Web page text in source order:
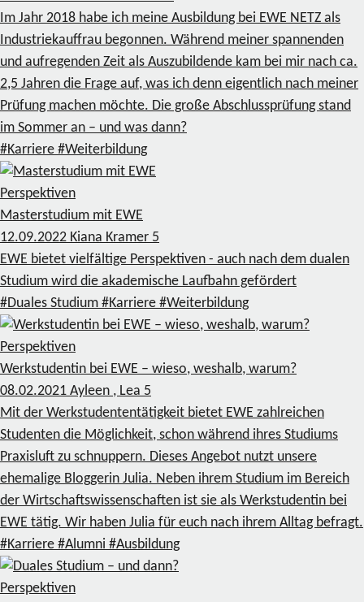
Im Jahr 2018 habe ich meine Ausbildung bei EWE NETZ als
Industriekauffrau begonnen. Während meiner spannenden
und aufregenden Zeit als Auszubildende kam bei mir nach ca.
2,5 Jahren die Frage auf, was ich denn eigentlich nach meiner
Prüfung machen möchte. Die große Abschlussprüfung stand
im Sommer an – und was dann?
#Karriere #Weiterbildung
Perspektiven
Masterstudium mit EWE
12.09.2022 Kiana Kramer 5
EWE bietet vielfältige Perspektiven - auch nach dem dualen
Studium wird die akademische Laufbahn gefördert
#Duales Studium #Karriere #Weiterbildung
Perspektiven
Werkstudentin bei EWE – wieso, weshalb, warum?
08.02.2021 Ayleen , Lea 5
Mit der Werkstudententätigkeit bietet EWE zahlreichen
Studenten die Möglichkeit, schon während ihres Studiums
Praxisluft zu schnuppern. Dieses Angebot nutzt unsere
ehemalige Bloggerin Julia. Neben ihrem Studium im Bereich
der Wirtschaftswissenschaften ist sie als Werkstudentin bei
EWE tätig. Wir haben Julia für euch nach ihrem Alltag befragt.
#Karriere #Alumni #Ausbildung
Perspektiven